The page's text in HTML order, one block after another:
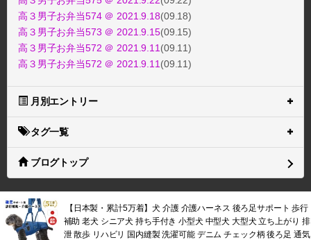
高３男子お弁当574 ＠ 2021.9.18(09.18)
高３男子お弁当573 ＠ 2021.9.15(09.15)
高３男子お弁当572 ＠ 2021.9.11 (09.11)
高３男子お弁当572 ＠ 2021.9.11 (09.11)
月別エントリー
タグ一覧
ブログトップ
【日本製・累計5万着】犬 介護 介護ハーネス 後ろ足サポート 歩行
補助 老犬 シニア犬 持ち手付き 小型犬 中型犬 大型犬 立ち上がり 排
泄 散歩 リハビリ 国内縫製 洗濯可能 デニム チェック柄 後ろ足 通気